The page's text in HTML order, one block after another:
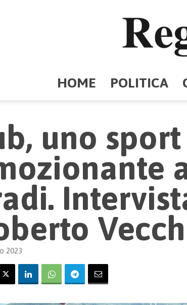
HOME POLITICA
uno sport
2023